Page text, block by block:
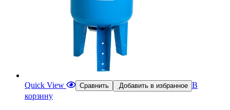
Quick View Сравнить Добавить в избранное В
корзину